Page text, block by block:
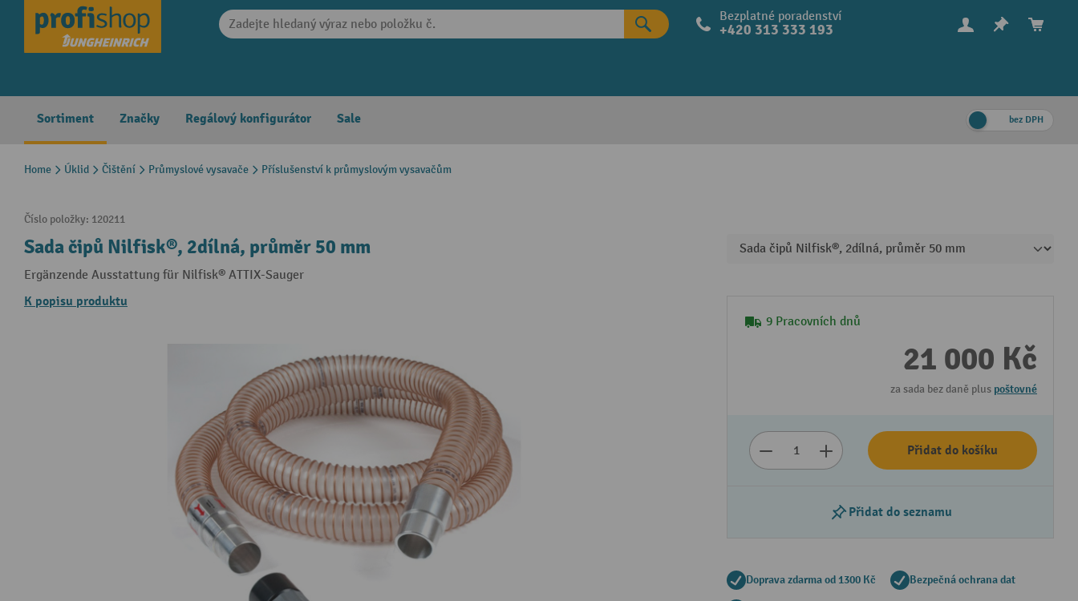
Skip to main navigation Bezplatné poradenství
+420 313 333 193
Sortiment Značky Regálový konfigurátor Sale bez DPH
Home Úklid Čištění Průmyslové vysavače Příslušenství k průmyslovým vysavačům
Číslo položky: 120211
Sada čipů Nilfisk®, 2dílná, průměr 50 mm
Ergänzende Ausstattung für Nilfisk® ATTIX-Sauger
K popisu produktu
9 Pracovních dnů
21 000 Kč
za sada bez daně plus poštovné
Přidat do košíku
Přidat do seznamu
Doprava zdarma od 1300 Kč Bezpečná ochrana dat